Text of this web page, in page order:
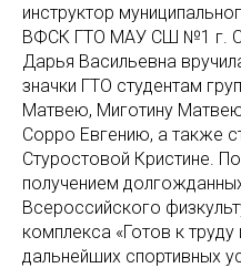
инструктор
ВФСК ГТО МАУ СШ №1 г.
Дарья Васильевна
значки ГТО студентам
Матвею, Миготину
Сорро Евгению, а также
Стуростовой Кристине.
получением
Всероссийского
комплекса «Готов к
дальнейших спортивных